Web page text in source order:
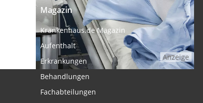
Anzeige
Magazin
Krankenhaus.de Magazin
Aufenthalt
Erkrankungen
Behandlungen
Fachabteilungen